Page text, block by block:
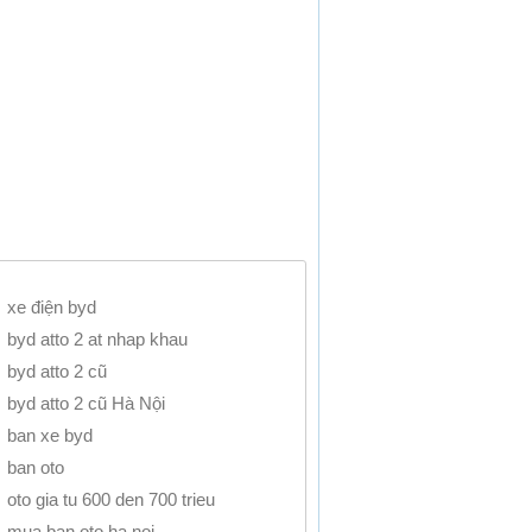
xe điện byd
byd atto 2 at nhap khau
byd atto 2 cũ
byd atto 2 cũ Hà Nội
ban xe byd
ban oto
oto gia tu 600 den 700 trieu